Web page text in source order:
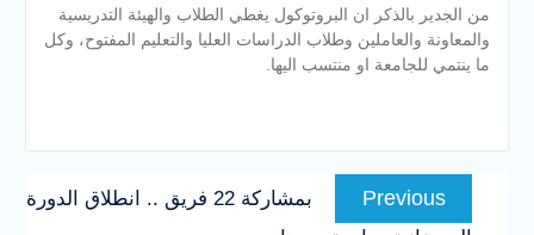
من الجدير بالذكر ان البروتوكول يغطي الطلاب والهيئة التدريسية
والمعاونة والعاملين وطلاب الدراسات العليا والتعليم المفتوح، وكل
ما ينتمي للجامعة او منتسب اليها.
تصفّح
المقالاتPrevious
Previous
post:
بمشاركة 22 فريق .. انطلاق الدورة